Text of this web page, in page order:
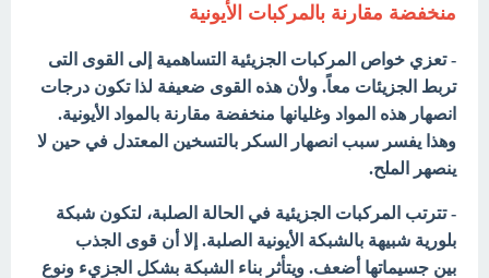
منخفضة مقارنة بالمركبات الأيونية
- تعزي خواص المركبات الجزيئية التساهمية إلى القوى التى
تربط الجزيئات معاً. ولأن هذه القوى ضعيفة لذا تكون درجات
انصهار هذه المواد وغليانها منخفضة مقارنة بالمواد الأيونية.
وهذا يفسر سبب انصهار السكر بالتسخين المعتدل في حين لا
ينصهر الملح.
- تترتب المركبات الجزيئية في الحالة الصلبة، لتكون شبكة
بلورية شبيهة بالشبكة الأيونية الصلبة. إلا أن قوى الجذب
بين جسيماتها أضعف. ويتأثر بناء الشبكة بشكل الجزيء ونوع